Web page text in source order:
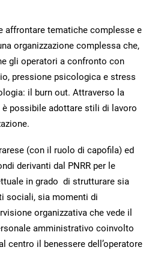
affrontare tematiche complesse e
organizzazione complessa che,
gli operatori a confronto con
pressione psicologica e stress
il burn out. Attraverso la
possibile adottare stili di lavoro
(con il ruolo di capofila) ed
derivanti dal PNRR per le
in grado di strutturare sia
sociali, sia momenti di
organizzativa che vede il
amministrativo coinvolto
centro il benessere dell’operatore